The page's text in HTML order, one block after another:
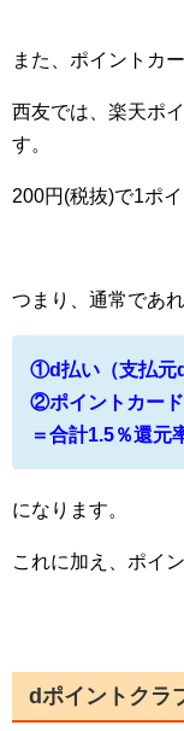
また、ポイントカ
西友では、楽天ポ
す。
200円(税抜)で1ポ
つまり、通常であれ
①d払い（支払元
②ポイントカー
＝合計1.5％還元
になります。
これに加え、ポイ
dポイントクラ